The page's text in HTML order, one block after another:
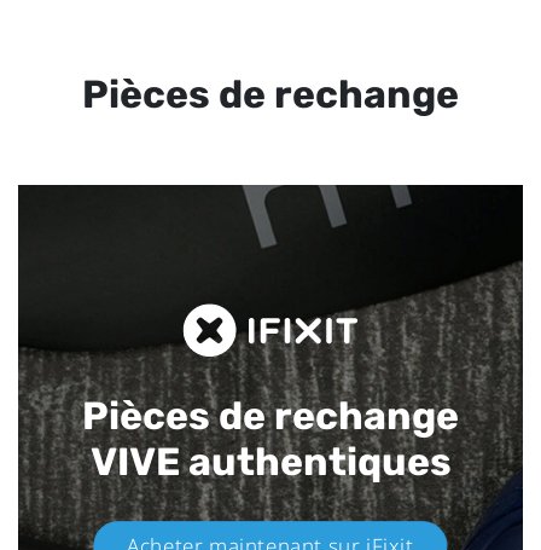
Pièces de rechange
Pièces de rechange
VIVE authentiques​